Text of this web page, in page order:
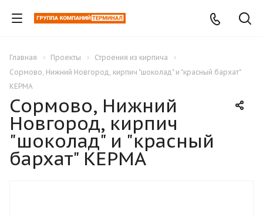
Главная Проекты
Строения из кирпича
Сормово, Нижний Новгород, кирпич "шоколад" и "красный бархат"
КЕРМА
Сормово, Нижний
Новгород, кирпич
"шоколад" и "красный
бархат" КЕРМА